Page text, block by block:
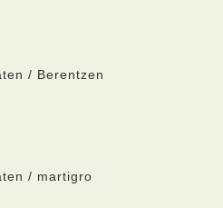
/ Berentzen
/ martigro